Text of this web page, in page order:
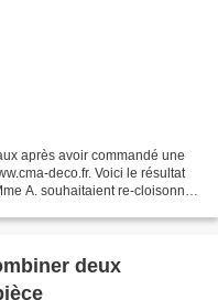
après avoir commandé une
deco.fr. Voici le résultat
A. souhaitaient re-cloisonner
deux